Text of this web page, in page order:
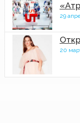
29
20